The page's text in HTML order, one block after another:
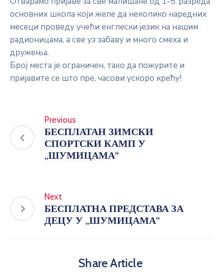
основних школа који желе да неколико наредних
месеци проведу учећи енглески језик на нашим
радионицама, а све уз забаву и много смеха и
дружења.
Број места је ограничен, тако да пожурите и
пријавите се што пре, часови ускоро крећу!
Previous
БЕСПЛАТАН ЗИМСКИ
СПОРТСКИ КАМП У
„ШУМИЦАМА“
Next
БЕСПЛАТНА ПРЕДСТАВА ЗА
ДЕЦУ У „ШУМИЦАМА“
Share Article